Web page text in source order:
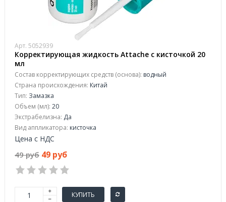
Арт. 5052939
Корректирующая жидкость Attache с кисточкой 20
мл
Состав корректирующих средств (основа): водный
Страна происхождения: Китай
Тип: Замазка
Объем (мл): 20
Экстрабелизна: Да
Вид аппликатора: кисточка
Цена с НДС
49 руб 49 руб
КУПИТЬ